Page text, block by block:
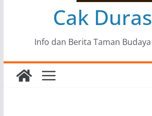
Cak
Info dan Berita Taman